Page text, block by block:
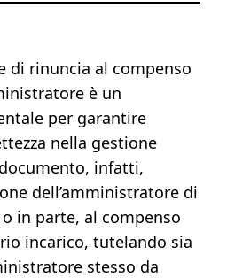
di rinuncia al compenso
è un
per garantire
nella gestione
infatti,
dell’amministratore di
in parte, al compenso
incarico, tutelando sia
stesso da